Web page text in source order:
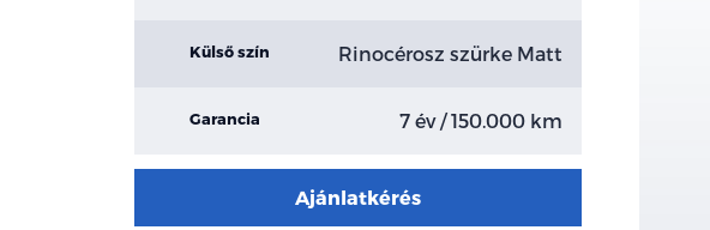
Külső szín Rinocérosz szürke Matt
Garancia 7 év / 150.000 km
Ajánlatkérés